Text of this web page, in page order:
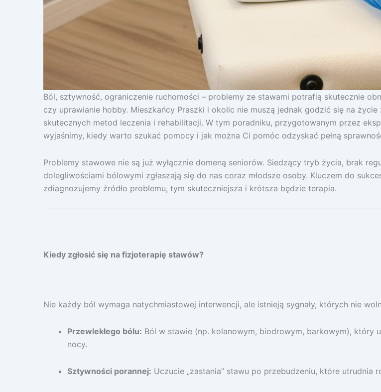
Ból, sztywność, ograniczenie ruchomości – problemy ze stawami potrafią skutecznie
czy uprawianie hobby. Mieszkańcy Praszki i okolic nie muszą jednak godzić się na
skutecznych metod leczenia i rehabilitacji. W tym poradniku, przygotowanym przez
wyjaśnimy, kiedy warto szukać pomocy i jak można Ci pomóc odzyskać pełną
Problemy stawowe nie są już wyłącznie domeną seniorów. Siedzący tryb życia, brak
dolegliwościami bólowymi zgłaszają się do nas coraz młodsze osoby. Kluczem do
zdiagnozujemy źródło problemu, tym skuteczniejsza i krótsza będzie terapia.
Kiedy zgłosić się na fizjoterapię stawów?
Nie każdy ból wymaga natychmiastowej interwencji, ale istnieją sygnały, których nie
Przewlekłego bólu: Ból w stawie (np. kolanowym, biodrowym, barkowym), który
nocy.
Sztywności porannej: Uczucie „zastania” stawu po przebudzeniu, które utrudnia